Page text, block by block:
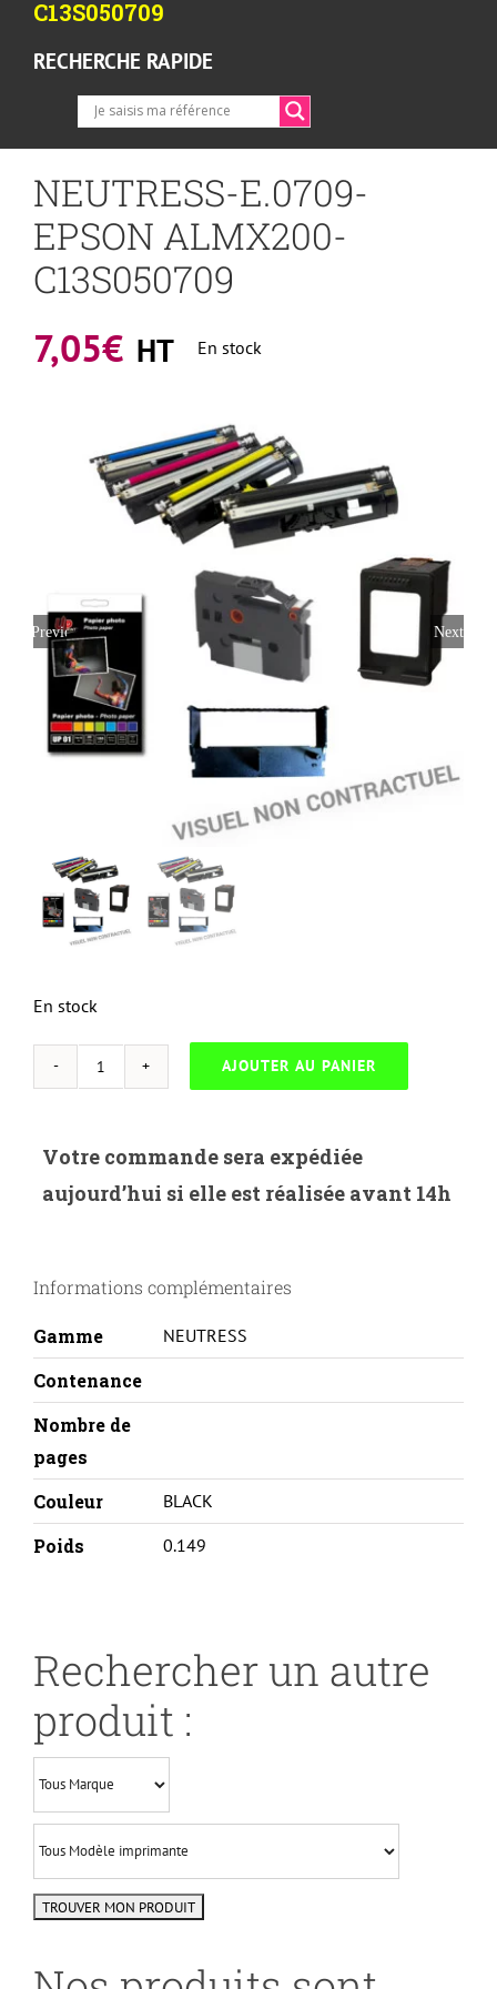
C13S050709
RECHERCHE RAPIDE
NEUTRESS-E.0709-
EPSON ALMX200-
C13S050709
7,05€ HT En stock
Previous Next
En stock
quantité
E.0709-
EPSON
AJOUTER AU PANIER
Votre commande sera expédiée
aujourd’hui si elle est réalisée avant 14h
Informations complémentaires
Gamme NEUTRESS
Contenance
Nombre de
pages
Couleur
BLACK
Poids 0.149
Rechercher un autre
produit :